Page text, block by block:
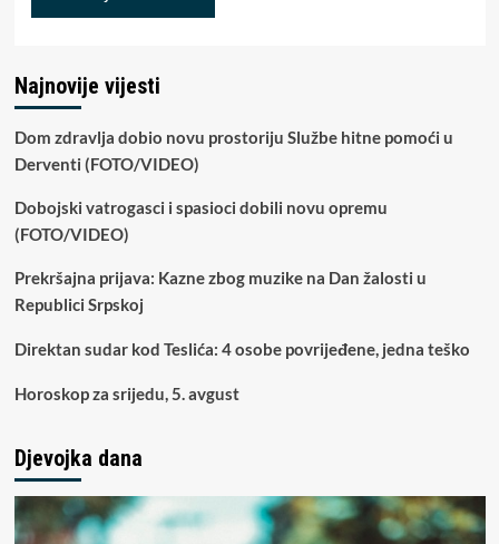
Najnovije vijesti
Dom zdravlja dobio novu prostoriju Službe hitne pomoći u
Derventi (FOTO/VIDEO)
Dobojski vatrogasci i spasioci dobili novu opremu
(FOTO/VIDEO)
Prekršajna prijava: Kazne zbog muzike na Dan žalosti u
Republici Srpskoj
Direktan sudar kod Teslića: 4 osobe povrijeđene, jedna teško
Horoskop za srijedu, 5. avgust
Djevojka dana